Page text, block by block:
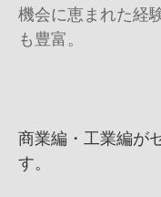
機会に恵まれた経
も豊富。
商業編・工業編が
す。